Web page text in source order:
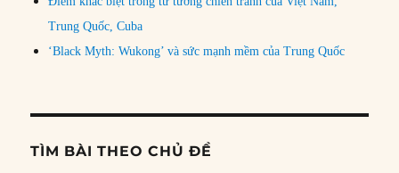
Trung Quốc, Cuba
‘Black Myth: Wukong’ và sức mạnh mềm của Trung Quốc
TÌM BÀI THEO CHỦ ĐỀ